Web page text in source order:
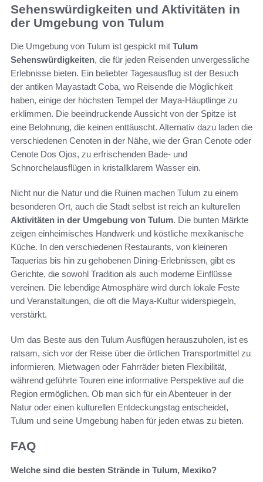
Sehenswürdigkeiten und Aktivitäten in
der Umgebung von Tulum
Die Umgebung von Tulum ist gespickt mit Tulum
Sehenswürdigkeiten, die für jeden Reisenden unvergessliche
Erlebnisse bieten. Ein beliebter Tagesausflug ist der Besuch
der antiken Mayastadt Coba, wo Reisende die Möglichkeit
haben, einige der höchsten Tempel der Maya-Häuptlinge zu
erklimmen. Die beeindruckende Aussicht von der Spitze ist
eine Belohnung, die keinen enttäuscht. Alternativ dazu laden die
verschiedenen Cenoten in der Nähe, wie der Gran Cenote oder
Cenote Dos Ojos, zu erfrischenden Bade- und
Schnorchelausflügen in kristallklarem Wasser ein.
Nicht nur die Natur und die Ruinen machen Tulum zu einem
besonderen Ort, auch die Stadt selbst ist reich an kulturellen
Aktivitäten in der Umgebung von Tulum. Die bunten Märkte
zeigen einheimisches Handwerk und köstliche mexikanische
Küche. In den verschiedenen Restaurants, von kleineren
Taquerias bis hin zu gehobenen Dining-Erlebnissen, gibt es
Gerichte, die sowohl Tradition als auch moderne Einflüsse
vereinen. Die lebendige Atmosphäre wird durch lokale Feste
und Veranstaltungen, die oft die Maya-Kultur widerspiegeln,
verstärkt.
Um das Beste aus den Tulum Ausflügen herauszuholen, ist es
ratsam, sich vor der Reise über die örtlichen Transportmittel zu
informieren. Mietwagen oder Fahrräder bieten Flexibilität,
während geführte Touren eine informative Perspektive auf die
Region ermöglichen. Ob man sich für ein Abenteuer in der
Natur oder einen kulturellen Entdeckungstag entscheidet,
Tulum und seine Umgebung haben für jeden etwas zu bieten.
FAQ
Welche sind die besten Strände in Tulum, Mexiko?